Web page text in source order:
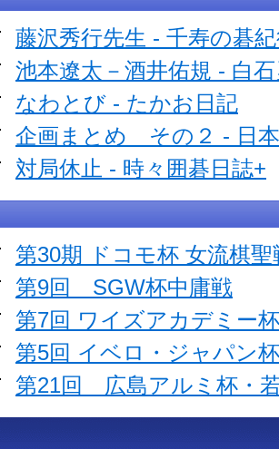
藤沢秀行先生 - 千寿の碁
池本遼太－酒井佑規 - 白
なわとび - たかお日記
企画まとめ その２ - 日
対局休止 - 時々囲碁日誌+
第30期 ドコモ杯 女流棋聖
第9回 SGW杯中庸戦
第7回 ワイズアカデミー杯
第5回 イベロ・ジャパン杯
第21回 広島アルミ杯・